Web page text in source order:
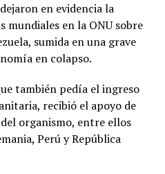
en evidencia la
mundiales en la ONU sobre
sumida en una grave
en colapso.
también pedía el ingreso
recibió el apoyo de
organismo, entre ellos
Perú y República